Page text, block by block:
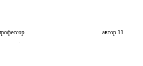
— автор 11
.